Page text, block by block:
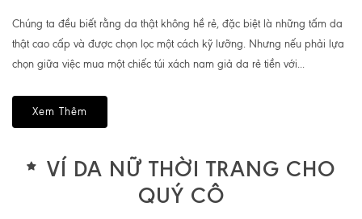
Chúng ta đều biết rằng da thật không hề rẻ, đặc biệt là những tấm da
thật cao cấp và được chọn lọc một cách kỹ lưỡng. Nhưng nếu phải lựa
chọn giữa việc mua một chiếc túi xách nam giả da rẻ tiền với...
Xem Thêm
VÍ DA NỮ THỜI TRANG CHO
QUÝ CÔ